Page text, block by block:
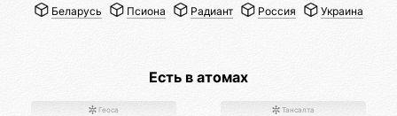
Беларусь
Псиона Радиант Россия Украина
Есть в атомах
Геоса Тансалта